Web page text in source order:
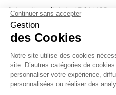
Suivez l’actualité de LEONARD
surprises.
En vous inscrivant, vous acceptez
des données personnelles.